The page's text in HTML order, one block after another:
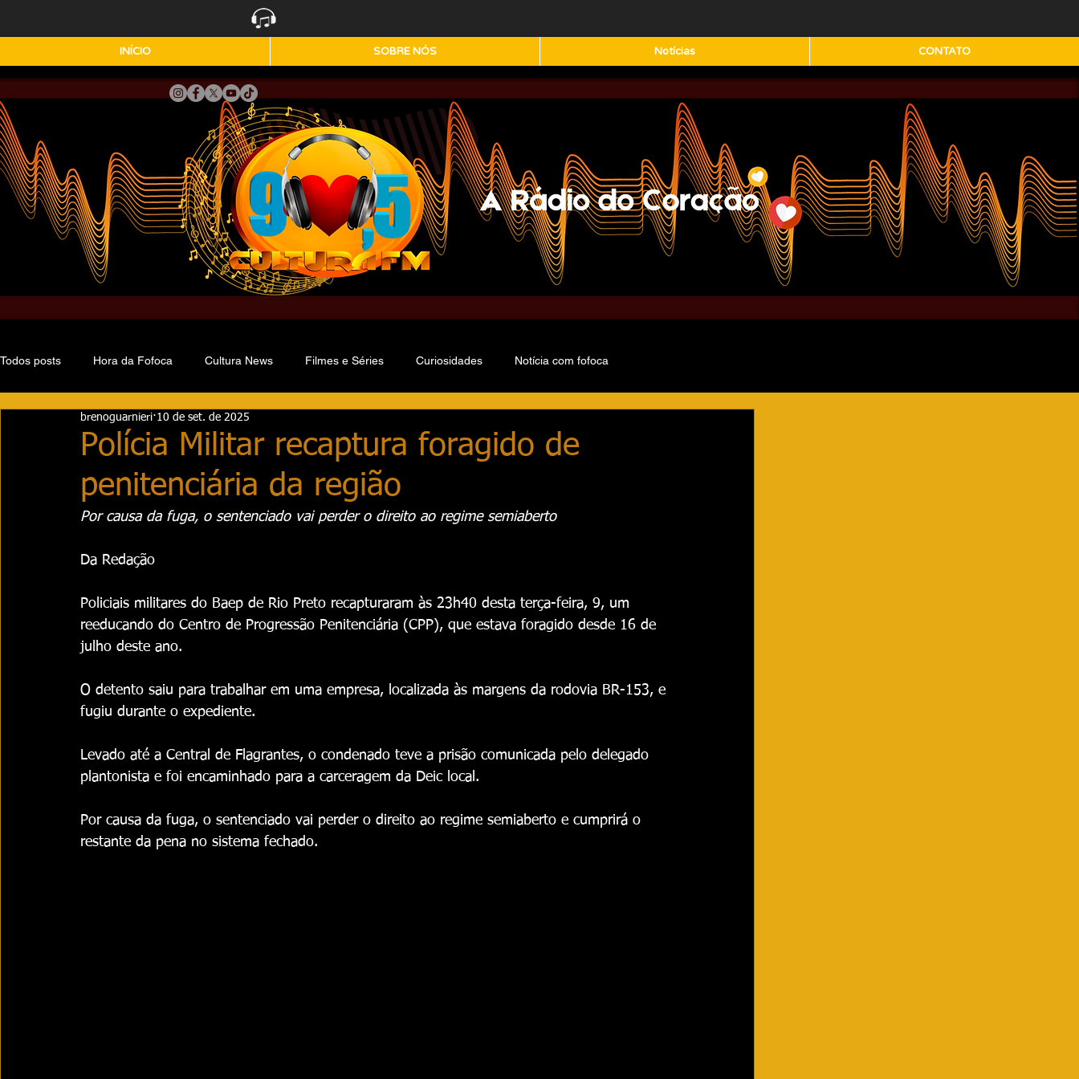
INÍCIO SOBRE NÓS Notícias CONTATO
Todos posts Hora da Fofoca Cultura News Filmes e Séries Curiosidades Notícia com fofoca
Polícia Militar recaptura foragido de
penitenciária da região
brenoguarnieri 10 de set. de 2025
Por causa da fuga, o sentenciado vai perder o direito ao regime semiaberto
Da Redação
Policiais militares do Baep de Rio Preto recapturaram às 23h40 desta terça-feira, 9, um
reeducando do Centro de Progressão Penitenciária (CPP), que estava foragido desde 16 de
julho deste ano.
O detento saiu para trabalhar em uma empresa, localizada às margens da rodovia BR-153, e
fugiu durante o expediente.
Levado até a Central de Flagrantes, o condenado teve a prisão comunicada pelo delegado
plantonista e foi encaminhado para a carceragem da Deic local.
Por causa da fuga, o sentenciado vai perder o direito ao regime semiaberto e cumprirá o
restante da pena no sistema fechado.